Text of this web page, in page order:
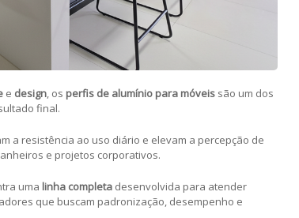
e design , os perfis de alumínio para móveis são um dos
final.
a resistência ao uso diário e elevam a percepção de
e projetos corporativos.
uma linha completa desenvolvida para atender
que buscam padronização, desempenho e